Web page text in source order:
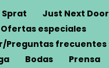
Just Next Door
Ofertas especiales
Preguntas frecuentes
Bodas Prensa